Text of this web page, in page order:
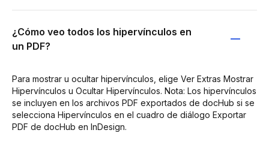
¿Cómo veo todos los hipervínculos en
un PDF?
Para mostrar u ocultar hipervínculos, elige Ver Extras Mostrar
Hipervínculos u Ocultar Hipervínculos. Nota: Los hipervínculos
se incluyen en los archivos PDF exportados de docHub si se
selecciona Hipervínculos en el cuadro de diálogo Exportar
PDF de docHub en InDesign.